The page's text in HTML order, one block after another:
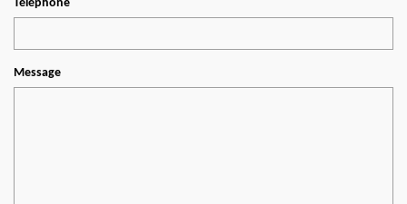
Téléphone
Message